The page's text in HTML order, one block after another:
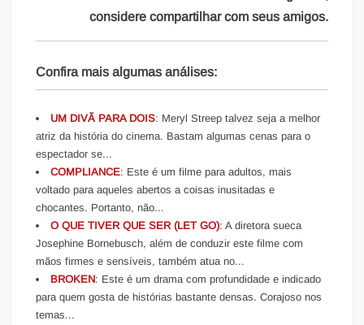
considere compartilhar com seus amigos.
Confira mais algumas análises:
UM DIVÃ PARA DOIS: Meryl Streep talvez seja a melhor
atriz da história do cinema. Bastam algumas cenas para o
espectador se...
COMPLIANCE: Este é um filme para adultos, mais
voltado para aqueles abertos a coisas inusitadas e
chocantes. Portanto, não...
O QUE TIVER QUE SER (LET GO): A diretora sueca
Josephine Bornebusch, além de conduzir este filme com
mãos firmes e sensíveis, também atua no...
BROKEN: Este é um drama com profundidade e indicado
para quem gosta de histórias bastante densas. Corajoso nos
temas...